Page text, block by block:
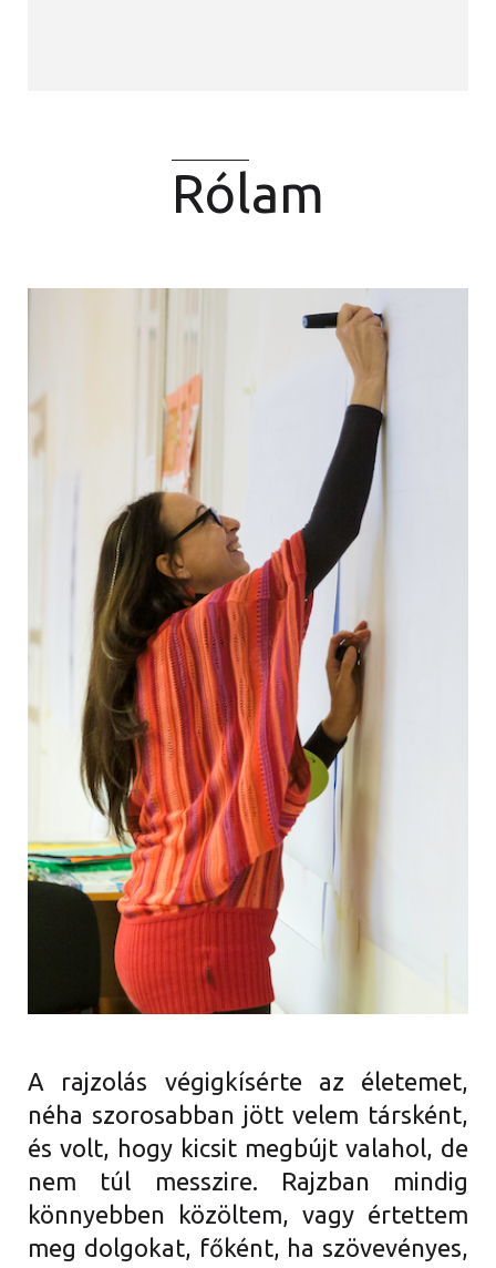
Rólam
A rajzolás végigkísérte az életemet,
néha szorosabban jött velem társként,
és volt, hogy kicsit megbújt valahol, de
nem túl messzire. Rajzban mindig
könnyebben közöltem, vagy értettem
meg dolgokat, főként, ha szövevényes,